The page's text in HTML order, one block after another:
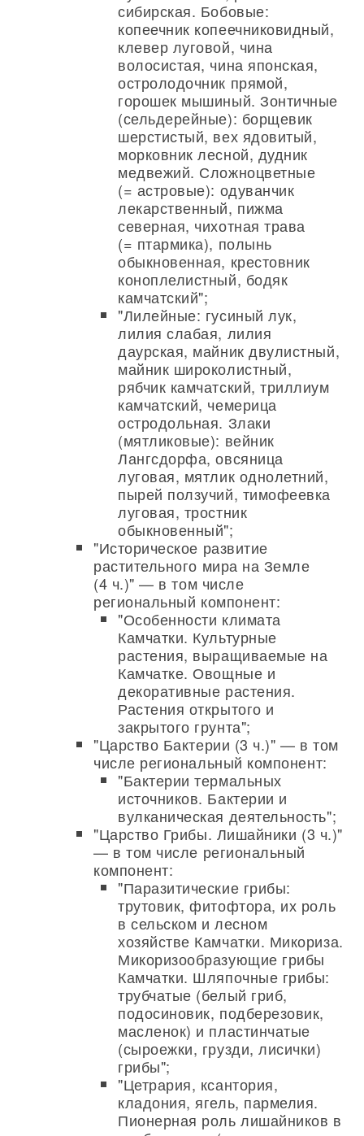
сибирская. Бобовые:
копеечник копеечниковидный,
клевер луговой, чина
волосистая, чина японская,
остролодочник прямой,
горошек мышиный. Зонтичные
(сельдерейные): борщевик
шерстистый, вех ядовитый,
морковник лесной, дудник
медвежий. Сложноцветные
(= астровые): одуванчик
лекарственный, пижма
северная, чихотная трава
(= птармика), полынь
обыкновенная, крестовник
коноплелистный, бодяк
камчатский";
"Лилейные: гусиный лук,
лилия слабая, лилия
даурская, майник двулистный,
майник широколистный,
рябчик камчатский, триллиум
камчатский, чемерица
остродольная. Злаки
(мятликовые): вейник
Лангсдорфа, овсяница
луговая, мятлик однолетний,
пырей ползучий, тимофеевка
луговая, тростник
обыкновенный";
"Историческое развитие
растительного мира на Земле
(4 ч.)" — в том числе
региональный компонент:
"Особенности климата
Камчатки. Культурные
растения, выращиваемые на
Камчатке. Овощные и
декоративные растения.
Растения открытого и
закрытого грунта";
"Царство Бактерии (3 ч.)" — в том
числе региональный компонент:
"Бактерии термальных
источников. Бактерии и
вулканическая деятельность";
"Царство Грибы. Лишайники (3 ч.)"
— в том числе региональный
компонент:
"Паразитические грибы:
трутовик, фитофтора, их роль
в сельском и лесном
хозяйстве Камчатки. Микориза.
Микоризообразующие грибы
Камчатки. Шляпочные грибы:
трубчатые (белый гриб,
подосиновик, подберезовик,
масленок) и пластинчатые
(сыроежки, грузди, лисички)
грибы";
"Цетрария, ксантория,
кладония, ягель, пармелия.
Пионерная роль лишайников в